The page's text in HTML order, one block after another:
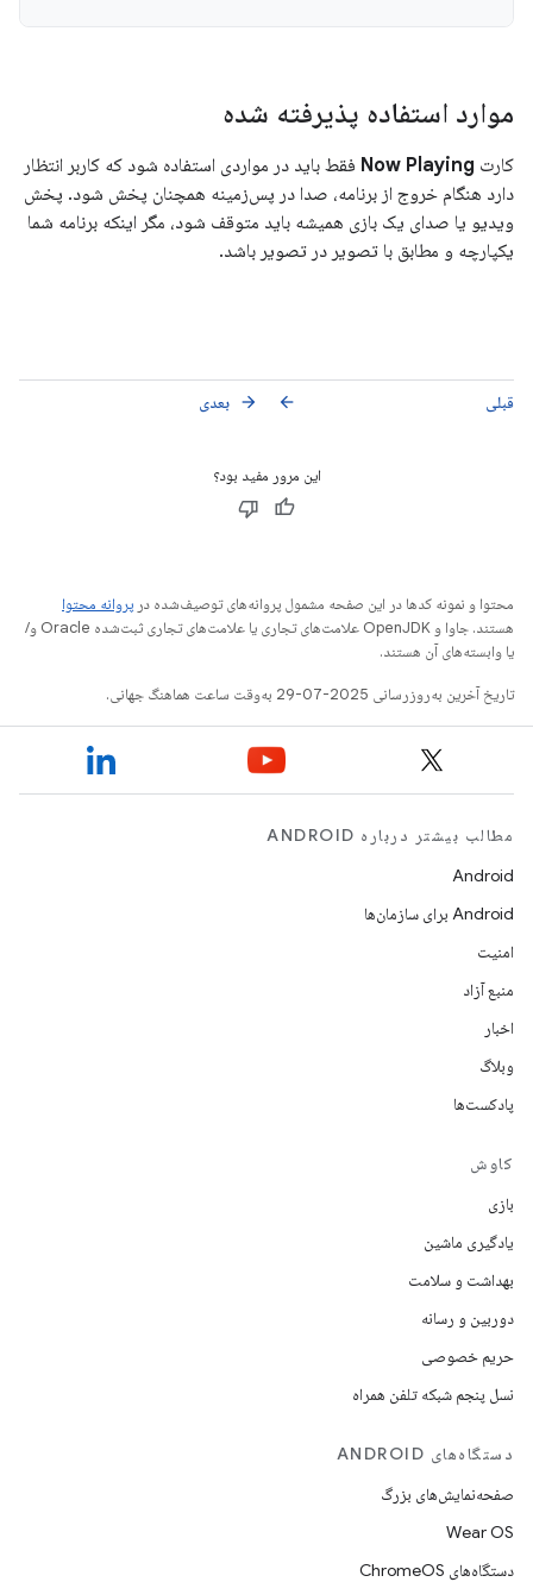
موارد استفاده پذیرفته شده
کارت Now Playing فقط باید در مواردی استفاده شود که کاربر انتظار
دارد هنگام خروج از برنامه، صدا در پس‌زمینه همچنان پخش شود. پخش
ویدیو یا صدای یک بازی همیشه باید متوقف شود، مگر اینکه برنامه شما
یکپارچه و مطابق با تصویر در تصویر باشد.
قبلی arrow_back بعدی arrow_forward
این مرور مفید بود؟
محتوا و نمونه کدها در این صفحه مشمول پروانه‌های توصیف‌شده در پروانه محتوا
هستند. جاوا و OpenJDK علامت‌های تجاری یا علامت‌های تجاری ثبت‌شده Oracle و/
یا وابسته‌های آن هستند.
تاریخ آخرین به‌روزرسانی 2025-07-29 به‌وقت ساعت هماهنگ جهانی.
مطالب بیشتر درباره ANDROID
Android
Android برای سازمان‌ها
امنیت
منبع آزاد
اخبار
وبلاگ
پادکست‌ها
کاوش
بازی
یادگیری ماشین
بهداشت و سلامت
دوربین و رسانه
حریم خصوصی
نسل پنجم شبکه تلفن همراه
دستگاه‌های ANDROID
صفحه‌نمایش‌های بزرگ
Wear OS
دستگاه‌های ChromeOS